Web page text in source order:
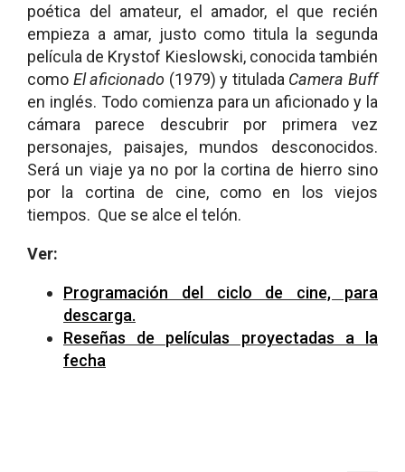
poética del amateur, el amador, el que recién
empieza a amar, justo como titula la segunda
película de Krystof Kieslowski, conocida también
como El aficionado (1979) y titulada Camera Buff
en inglés. Todo comienza para un aficionado y la
cámara parece descubrir por primera vez
personajes, paisajes, mundos desconocidos.
Será un viaje ya no por la cortina de hierro sino
por la cortina de cine, como en los viejos
tiempos. Que se alce el telón.
Ver:
Programación del ciclo de cine, para
descarga.
Reseñas de películas proyectadas a la
fecha